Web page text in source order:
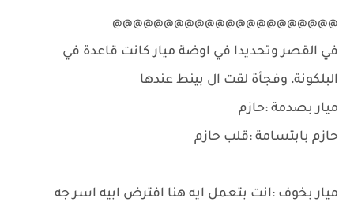
@@@@@@@@@@@@@@@@@@@@@@
في القصر وتحديدا في اوضة ميار كانت قاعدة في
البلكونة، وفجأة لقت ال بينط عندها
ميار بصدمة :حازم
حازم بابتسامة :قلب حازم
ميار بخوف :انت بتعمل ايه هنا افترض ابيه اسر جه